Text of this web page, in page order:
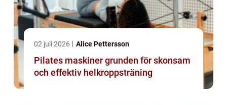
02 juli 2026 Alice Pettersson
Pilates maskiner grunden för skonsam
och effektiv helkroppsträning